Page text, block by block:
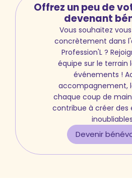
Offrez un peu de
devenant
Vous souhaitez
concrètement dans
Profession'L ?
équipe sur le terrain
événements !
accompagnement,
chaque coup de
contribue à créer des
Devenir